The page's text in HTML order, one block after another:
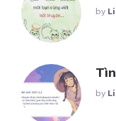
By
By